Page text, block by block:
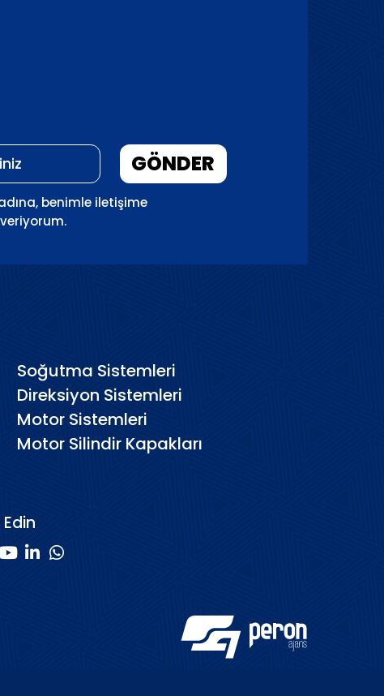
GÖNDER
benimle iletişime
Soğutma Sistemleri
Direksiyon Sistemleri
Motor Sistemleri
Motor Silindir Kapakları